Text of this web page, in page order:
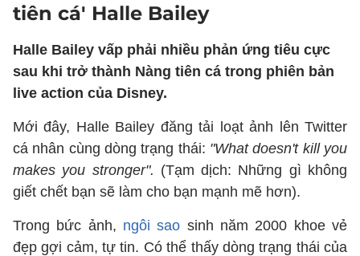
tiên cá' Halle Bailey
Halle Bailey vấp phải nhiều phản ứng tiêu cực
sau khi trở thành Nàng tiên cá trong phiên bản
live action của Disney.
Mới đây, Halle Bailey đăng tải loạt ảnh lên Twitter
cá nhân cùng dòng trạng thái: "What doesn't kill you
makes you stronger". (Tạm dịch: Những gì không
giết chết bạn sẽ làm cho bạn mạnh mẽ hơn).
Trong bức ảnh, ngôi sao sinh năm 2000 khoe vẻ
đẹp gợi cảm, tự tin. Có thể thấy dòng trạng thái của